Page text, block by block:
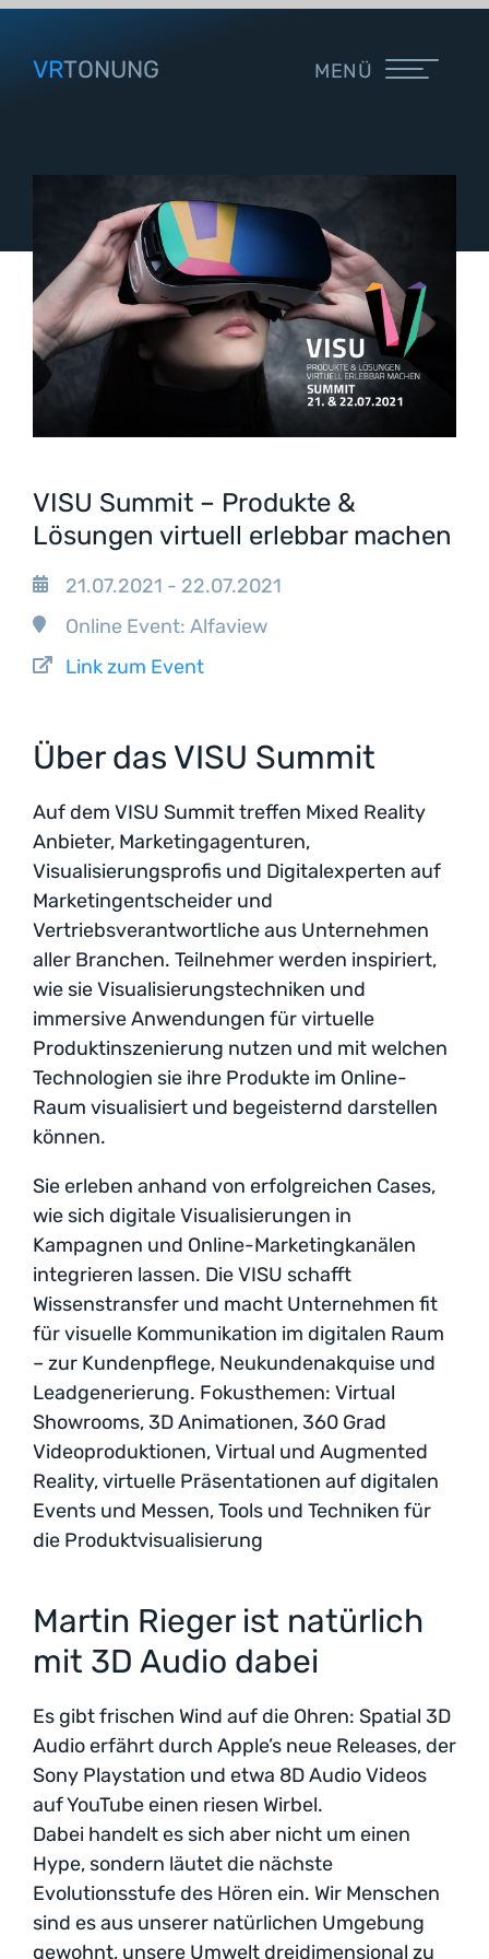
VRTONUNG MENÜ
VISU Summit – Produkte &
Lösungen virtuell erlebbar machen
21.07.2021 - 22.07.2021
Online Event: Alfaview
Link zum Event
Über das VISU Summit
Auf dem VISU Summit treffen Mixed Reality
Anbieter, Marketingagenturen,
Visualisierungsprofis und Digitalexperten auf
Marketingentscheider und
Vertriebsverantwortliche aus Unternehmen
aller Branchen. Teilnehmer werden inspiriert,
wie sie Visualisierungstechniken und
immersive Anwendungen für virtuelle
Produktinszenierung nutzen und mit welchen
Technologien sie ihre Produkte im Online-
Raum visualisiert und begeisternd darstellen
können.
Sie erleben anhand von erfolgreichen Cases,
wie sich digitale Visualisierungen in
Kampagnen und Online-Marketingkanälen
integrieren lassen. Die VISU schafft
Wissenstransfer und macht Unternehmen fit
für visuelle Kommunikation im digitalen Raum
– zur Kundenpflege, Neukundenakquise und
Leadgenerierung. Fokusthemen: Virtual
Showrooms, 3D Animationen, 360 Grad
Videoproduktionen, Virtual und Augmented
Reality, virtuelle Präsentationen auf digitalen
Events und Messen, Tools und Techniken für
die Produktvisualisierung
Martin Rieger ist natürlich
mit 3D Audio dabei
Es gibt frischen Wind auf die Ohren: Spatial 3D
Audio erfährt durch Apple’s neue Releases, der
Sony Playstation und etwa 8D Audio Videos
auf YouTube einen riesen Wirbel.
Dabei handelt es sich aber nicht um einen
Hype, sondern läutet die nächste
Evolutionsstufe des Hören ein. Wir Menschen
sind es aus unserer natürlichen Umgebung
gewohnt, unsere Umwelt dreidimensional zu